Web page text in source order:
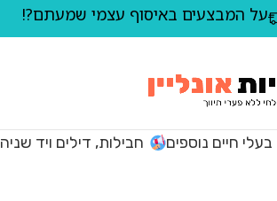
על המבצעים באיסוף עצמי שמעתם?!
בעלי חיים נוספים חבילות, דילים ויד שניה